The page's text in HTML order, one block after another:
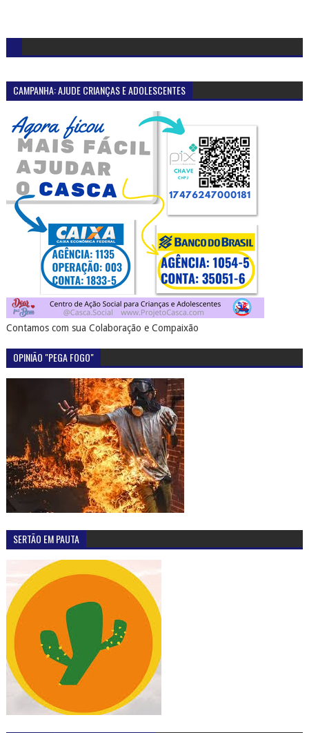
CAMPANHA: AJUDE CRIANÇAS E ADOLESCENTES
Contamos com sua Colaboração e Compaixão
OPINIÃO "PEGA FOGO"
SERTÃO EM PAUTA